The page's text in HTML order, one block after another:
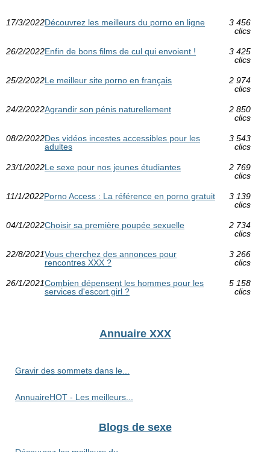
17/3/2022Découvrez les meilleurs du porno en ligne
3 456
clics
26/2/2022Enfin de bons films de cul qui envoient !
3 425
clics
25/2/2022Le meilleur site porno en français
2 974
clics
24/2/2022Agrandir son pénis naturellement
2 850
clics
08/2/2022Des vidéos incestes accessibles pour les
adultes
3 543
clics
23/1/2022Le sexe pour nos jeunes étudiantes
2 769
clics
11/1/2022Porno Access : La référence en porno gratuit
3 139
clics
04/1/2022Choisir sa première poupée sexuelle
2 734
clics
22/8/2021Vous cherchez des annonces pour
rencontres XXX ?
3 266
clics
26/1/2021Combien dépensent les hommes pour les
services d'escort girl ?
5 158
clics
Annuaire XXX
Gravir des sommets dans le...
AnnuaireHOT - Les meilleurs...
Blogs de sexe